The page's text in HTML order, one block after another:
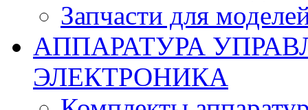
Запчасти для
АППАРАТУРА
ЭЛЕКТРОНИКА